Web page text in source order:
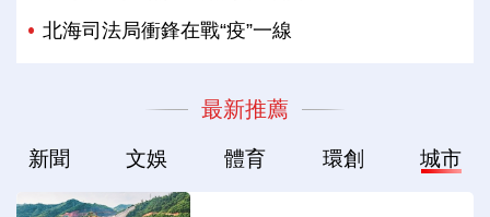
北海司法局衝鋒在戰“疫”一線
最新推薦
新聞 文娛 體育 環創 城市